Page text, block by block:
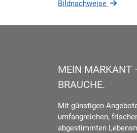
Bildnachweise
MEIN MARKANT
BRAUCHE.
Mit günstigen
umfangreichen,
abgestimmten